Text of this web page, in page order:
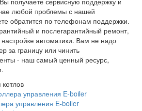
любой проблемы с нашей
обратится по телефонам поддержки.
и послегарантийный ремонт,
автоматики. Вам не надо
за границу или чинить
- наш самый ценный ресурс,
управления E-boiler